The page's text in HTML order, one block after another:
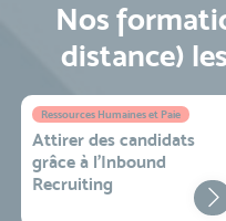
Nos
distance)
Ressources Humaines et Paie
Attirer des candidats
grâce à l’Inbound
Recruiting